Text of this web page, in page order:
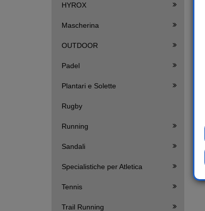
HYROX
Mascherina
OUTDOOR
Padel
Plantari e Solette
Rugby
Running
Sandali
Specialistiche per Atletica
Tennis
Trail Running